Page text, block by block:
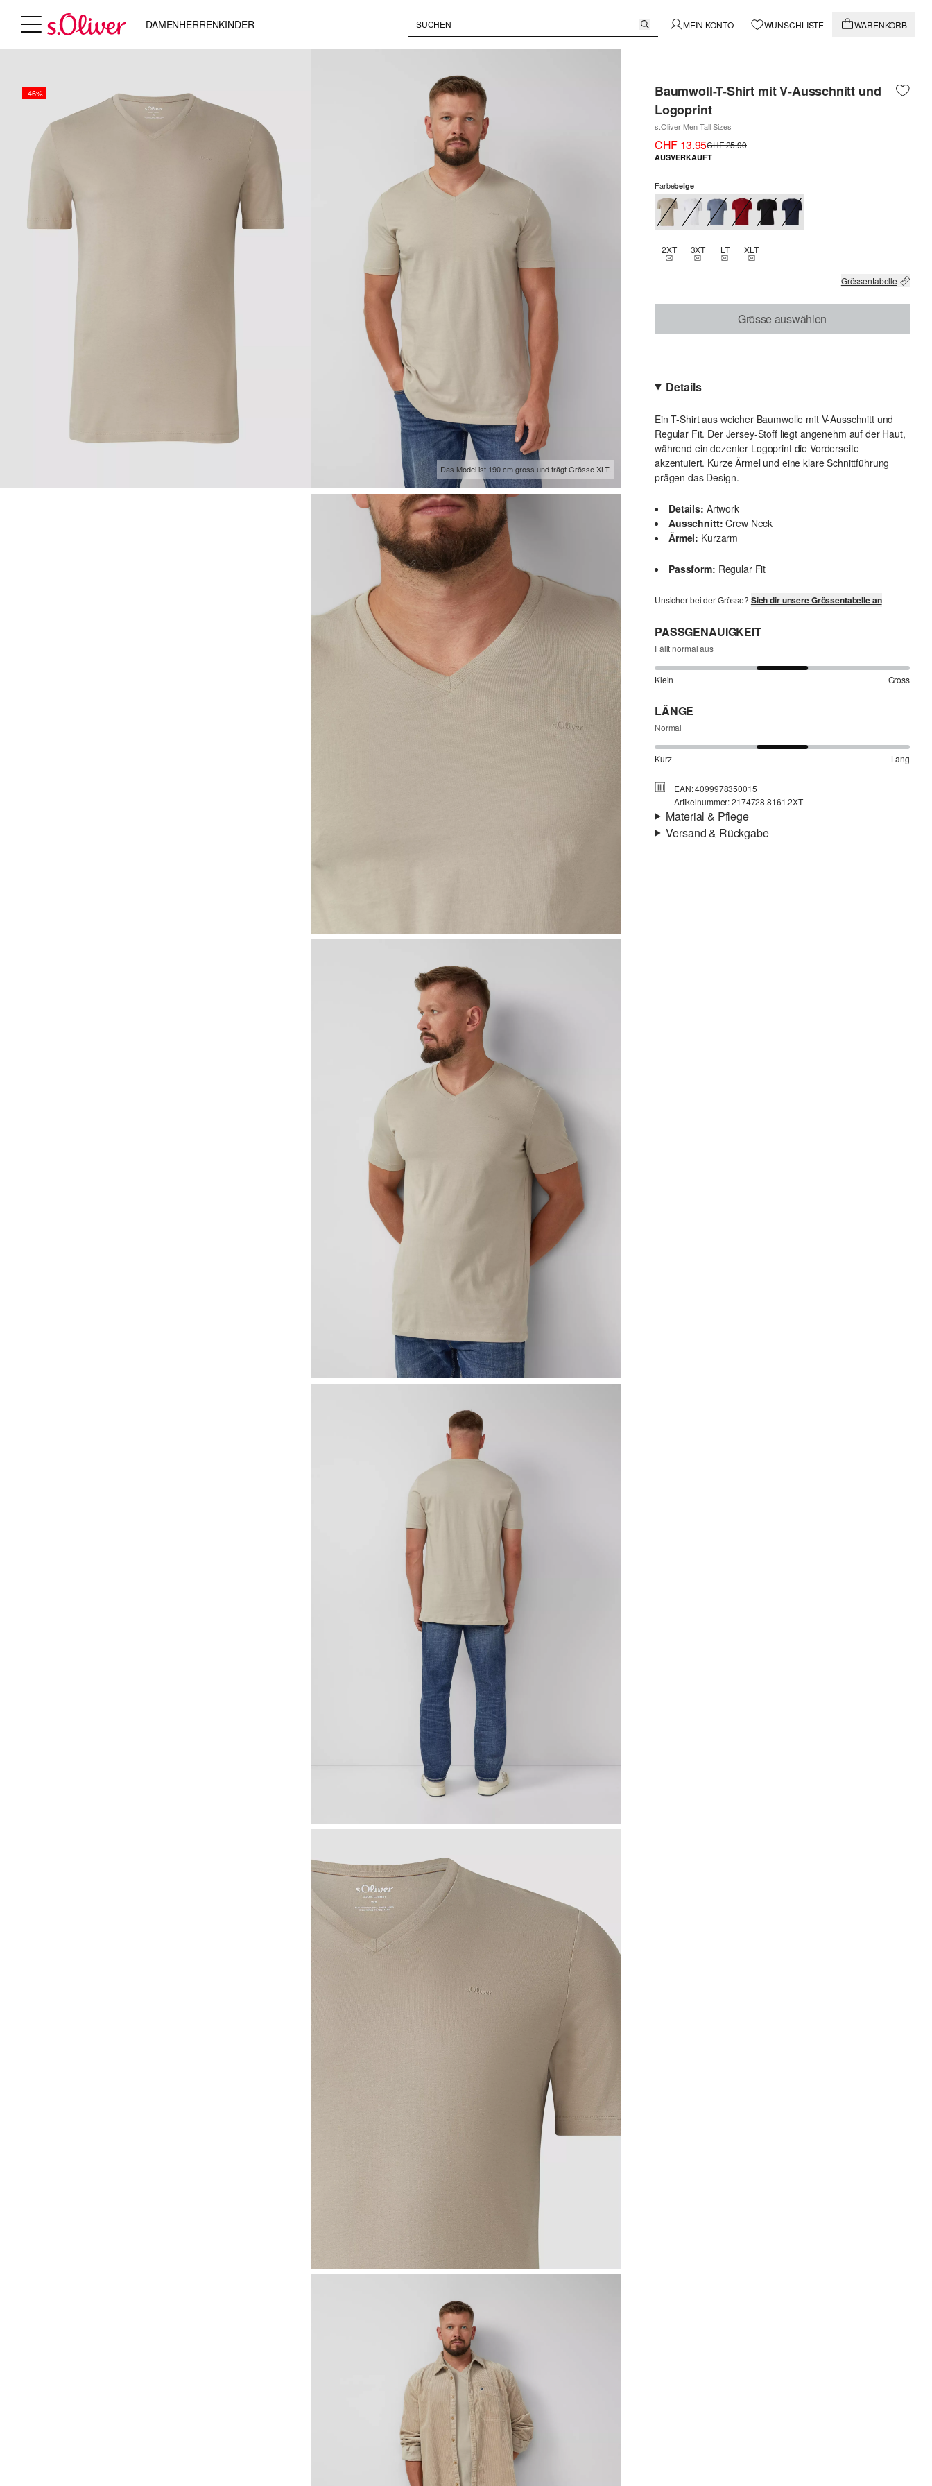
DAMENHERRENKINDER MEIN KONTO WUNSCHLISTE WARENKORB
-46%
Das Model ist 190 cm gross und trägt Grösse XLT.
Baumwoll-T-Shirt mit V-Ausschnitt und
Logoprint
s.Oliver Men Tall Sizes
CHF 13.95CHF 25.90
AUSVERKAUFT
Farbebeige
2XTTHIS SIZE IS CURRENTLY OUT OF STOCK
3XTTHIS SIZE IS CURRENTLY OUT OF STOCK
LT
THIS SIZE IS CURRENTLY OUT OF STOCK
XLTTHIS SIZE IS CURRENTLY OUT OF STOCK
Grössentabelle
Grösse auswählen
Details
Ein T-Shirt aus weicher Baumwolle mit V-Ausschnitt und
Regular Fit. Der Jersey-Stoff liegt angenehm auf der Haut,
während ein dezenter Logoprint die Vorderseite
akzentuiert. Kurze Ärmel und eine klare Schnittführung
prägen das Design.
Details: Artwork
Ausschnitt: Crew Neck
Ärmel: Kurzarm
Passform: Regular Fit
Unsicher bei der Grösse? Sieh dir unsere Grössentabelle an
PASSGENAUIGKEIT
Fällt normal aus
Klein Gross
LÄNGE
Normal
Kurz Lang
EAN: 4099978350015
Artikelnummer: 2174728.8161.2XT
Material & Pflege
Versand & Rückgabe